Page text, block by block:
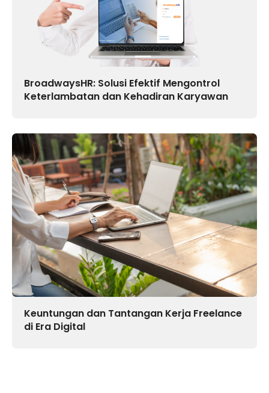
BroadwaysHR: Solusi Efektif Mengontrol
Keterlambatan dan Kehadiran Karyawan
Keuntungan dan Tantangan Kerja Freelance
di Era Digital